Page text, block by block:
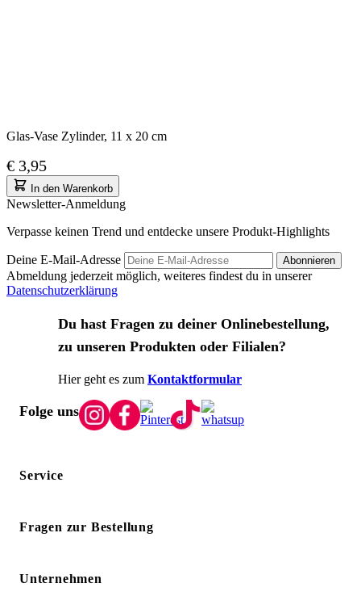
Glas-Vase Zylinder, 11 x 20 cm
€ 3,95
In den Warenkorb
Newsletter-Anmeldung
Verpasse keinen Trend und entdecke unsere Produkt-Highlights
Deine E-Mail-Adresse Abonnieren
Abmeldung jederzeit möglich, weiteres findest du in unserer
Datenschutzerklärung
Du hast Fragen zu deiner Onlinebestellung,
zu unseren Produkten oder Filialen?
Hier geht es zum Kontaktformular
Folge uns
Service
Fragen zur Bestellung
Unternehmen